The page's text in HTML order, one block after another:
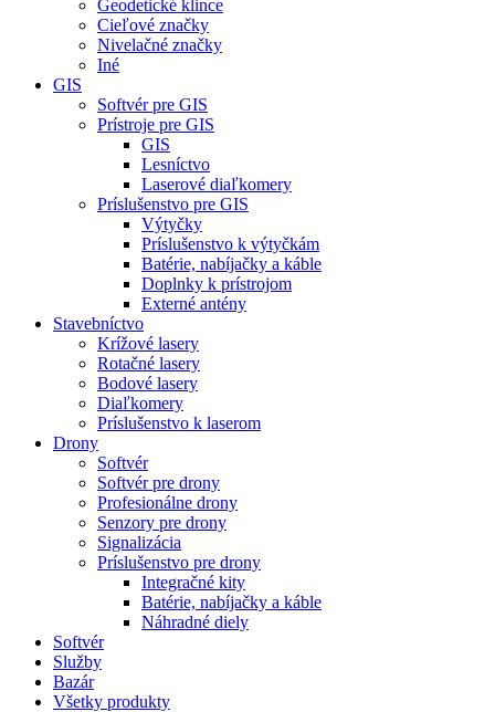
Geodetické klince
Cieľové značky
Nivelačné značky
Iné
GIS
Softvér pre GIS
Prístroje pre GIS
GIS
Lesníctvo
Laserové diaľkomery
Príslušenstvo pre GIS
Výtyčky
Príslušenstvo k výtyčkám
Batérie, nabíjačky a káble
Doplnky k prístrojom
Externé antény
Stavebníctvo
Krížové lasery
Rotačné lasery
Bodové lasery
Diaľkomery
Príslušenstvo k laserom
Drony
Softvér
Softvér pre drony
Profesionálne drony
Senzory pre drony
Signalizácia
Príslušenstvo pre drony
Integračné kity
Batérie, nabíjačky a káble
Náhradné diely
Softvér
Služby
Bazár
Všetky produkty